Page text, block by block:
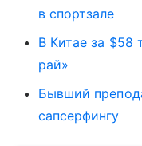
в спортзале
В Китае за $58
рай»
Бывший
сапсерфингу